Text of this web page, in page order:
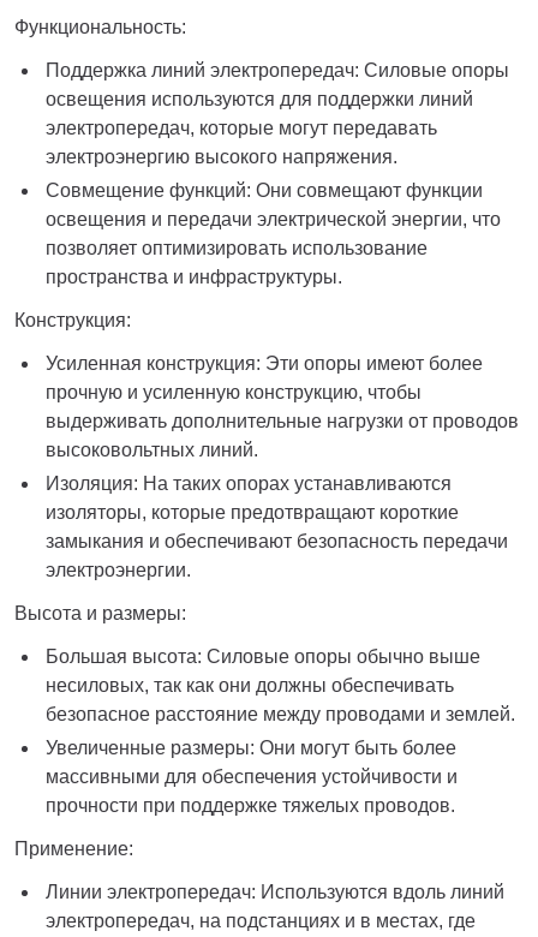
Функциональность:
Поддержка линий электропередач: Силовые опоры
освещения используются для поддержки линий
электропередач, которые могут передавать
электроэнергию высокого напряжения.
Совмещение функций: Они совмещают функции
освещения и передачи электрической энергии, что
позволяет оптимизировать использование
пространства и инфраструктуры.
Конструкция:
Усиленная конструкция: Эти опоры имеют более
прочную и усиленную конструкцию, чтобы
выдерживать дополнительные нагрузки от проводов
высоковольтных линий.
Изоляция: На таких опорах устанавливаются
изоляторы, которые предотвращают короткие
замыкания и обеспечивают безопасность передачи
электроэнергии.
Высота и размеры:
Большая высота: Силовые опоры обычно выше
несиловых, так как они должны обеспечивать
безопасное расстояние между проводами и землей.
Увеличенные размеры: Они могут быть более
массивными для обеспечения устойчивости и
прочности при поддержке тяжелых проводов.
Применение:
Линии электропередач: Используются вдоль линий
электропередач, на подстанциях и в местах, где